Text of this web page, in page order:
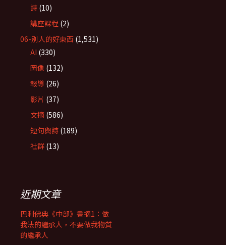
詩 (10)
講座課程 (2)
06-別人的好東西 (1,531)
AI (330)
圖像 (132)
報導 (26)
影片 (37)
文摘 (586)
短句與詩 (189)
社群 (13)
近期文章
巴利佛典《中部》書摘1：做
我法的繼承人，不要做我物質
的繼承人